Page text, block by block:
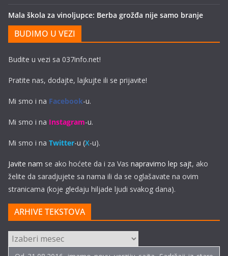
Mala škola za vinoljupce: Berba grožđa nije samo branje
BUDIMO U VEZI
Budite u vezi sa 037info.net!
Pratite nas, dodajte, lajkujte ili se prijavite!
Mi smo i na Facebook-u.
Mi smo i na Instagram-u.
Mi smo i na Twitter-u (X-u).
Javite nam se ako hoćete da i za Vas napravimo lep sajt, ako
želite da saradjujete sa nama ili da se oglašavate na ovim
stranicama (koje gledaju hiljade ljudi svakog dana).
ARHIVE TEKSTOVA
ARHIVE
TEKSTOVA